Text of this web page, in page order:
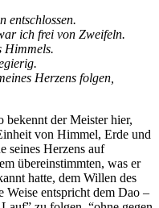
entschlossen.
ich frei von Zweifeln.
Himmels.
Herzens folgen,
bekennt der Meister hier,
von Himmel, Erde und
seines Herzens auf
übereinstimmten, was er
hatte, dem Willen des
entspricht dem Dao –